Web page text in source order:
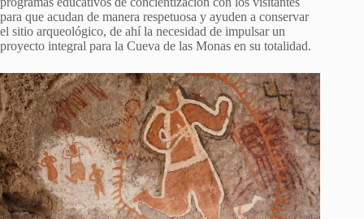
para que acudan de manera respetuosa y ayuden a conservar
el sitio arqueológico, de ahí la necesidad de impulsar un
proyecto integral para la Cueva de las Monas en su totalidad.